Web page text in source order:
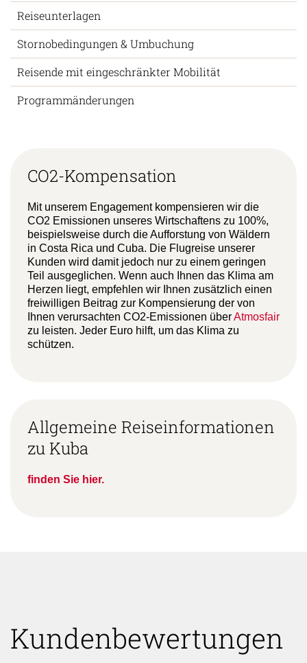
Reiseunterlagen
Stornobedingungen & Umbuchung
Reisende mit eingeschränkter Mobilität
Programmänderungen
CO2-Kompensation
Mit unserem Engagement kompensieren wir die
CO2 Emissionen unseres Wirtschaftens zu 100%,
beispielsweise durch die Aufforstung von Wäldern
in Costa Rica und Cuba. Die Flugreise unserer
Kunden wird damit jedoch nur zu einem geringen
Teil ausgeglichen. Wenn auch Ihnen das Klima am
Herzen liegt, empfehlen wir Ihnen zusätzlich einen
freiwilligen Beitrag zur Kompensierung der von
Ihnen verursachten CO2-Emissionen überAtmosfair
zu leisten. Jeder Euro hilft, um das Klima zu
schützen.
Allgemeine Reiseinformationen
zu Kuba
finden Sie hier.
Kundenbewertungen